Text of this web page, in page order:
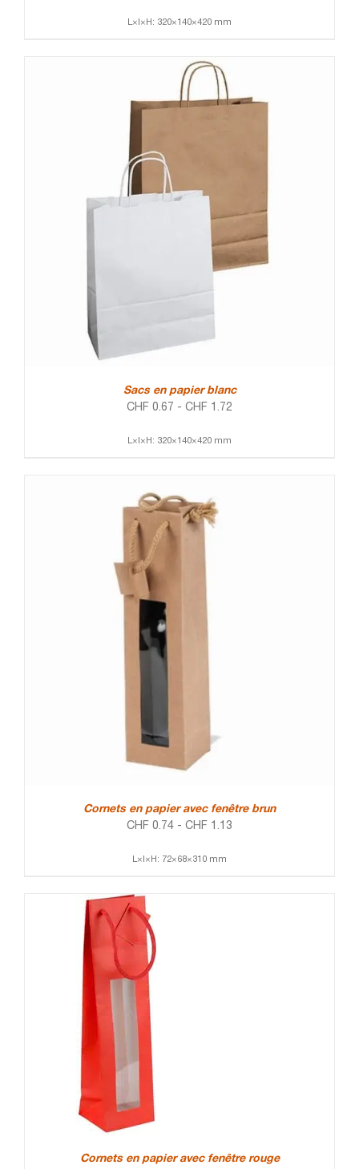
L×l×H: 320×140×420 mm
Sacs en papier blanc
CHF 0.67 - CHF 1.72
L×l×H: 320×140×420 mm
Cornets en papier avec fenêtre brun
CHF 0.74 - CHF 1.13
L×l×H: 72×68×310 mm
Cornets en papier avec fenêtre rouge